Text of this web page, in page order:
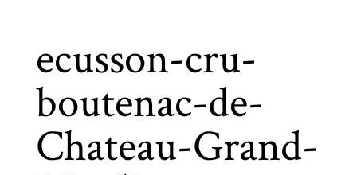
ecusson-cru-
boutenac-de-
Chateau-Grand-